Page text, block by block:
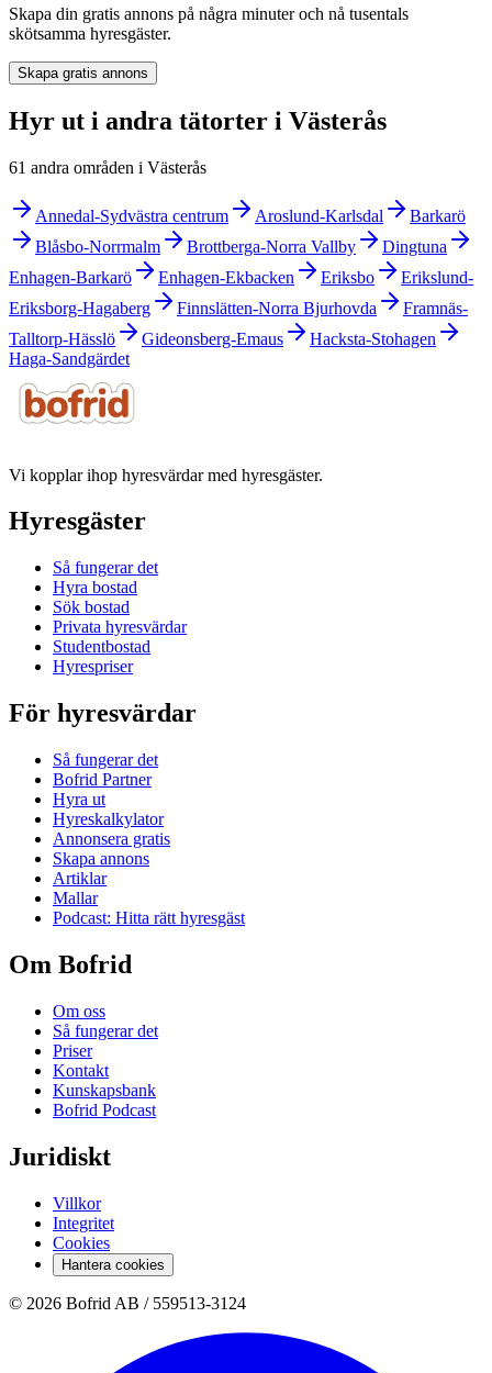
Skapa din gratis annons på några minuter och nå tusentals
skötsamma hyresgäster.
Skapa gratis annons
Hyr ut i andra tätorter i Västerås
61 andra områden i Västerås
Annedal-Sydvästra centrum Aroslund-Karlsdal
Barkarö
Blåsbo-Norrmalm
Brottberga-Norra Vallby
Dingtuna
Enhagen-Barkarö
Enhagen-Ekbacken Eriksbo
Erikslund-
Eriksborg-Hagaberg
Finnslätten-Norra Bjurhovda
Framnäs-
Talltorp-Hässlö
Gideonsberg-Emaus
Hacksta-Stohagen
Haga-Sandgärdet
Vi kopplar ihop hyresvärdar med hyresgäster.
Hyresgäster
Så fungerar det
Hyra bostad
Sök bostad
Privata hyresvärdar
Studentbostad
Hyrespriser
För hyresvärdar
Så fungerar det
Bofrid Partner
Hyra ut
Hyreskalkylator
Annonsera gratis
Skapa annons
Artiklar
Mallar
Podcast: Hitta rätt hyresgäst
Om Bofrid
Om oss
Så fungerar det
Priser
Kontakt
Kunskapsbank
Bofrid Podcast
Juridiskt
Villkor
Integritet
Cookies
Hantera cookies
© 2026 Bofrid AB / 559513-3124